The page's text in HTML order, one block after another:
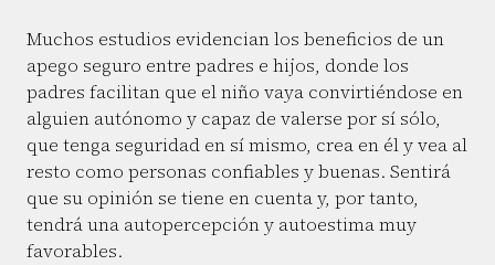
Muchos estudios evidencian los beneficios de un
apego seguro entre padres e hijos, donde los
padres facilitan que el niño vaya convirtiéndose en
alguien autónomo y capaz de valerse por sí sólo,
que tenga seguridad en sí mismo, crea en él y vea al
resto como personas confiables y buenas. Sentirá
que su opinión se tiene en cuenta y, por tanto,
tendrá una autopercepción y autoestima muy
favorables.